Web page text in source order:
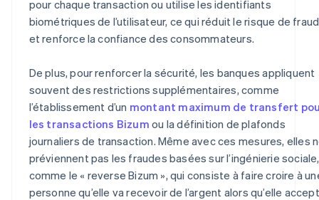
pour chaque transaction ou utilise les identifiants
biométriques de l’utilisateur, ce qui réduit le risque de
et renforce la confiance des consommateurs.
De plus, pour renforcer la sécurité, les banques appliquent
souvent des restrictions supplémentaires, comme
l’établissement d’un montant maximum de transfert
les transactions Bizum ou la définition de plafonds
journaliers de transaction. Même avec ces mesures, elles
préviennent pas les fraudes basées sur l’ingénierie sociale,
comme le « reverse Bizum », qui consiste à faire croire à
personne qu’elle va recevoir de l’argent alors qu’elle